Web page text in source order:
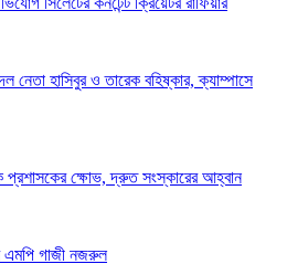
নেতা হাসিবুর ও তারেক বহিষ্কার, ক্যাম্পাসে
প্রশাসকের ক্ষোভ, দ্রুত সংস্কারের আহ্বান
এমপি গাজী নজরুল